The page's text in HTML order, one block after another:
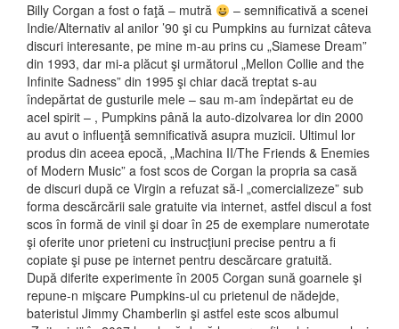
Billy Corgan a fost o faţă – mutră
– semnificativă a scenei
Indie/Alternativ al anilor ’90 şi cu Pumpkins au furnizat câteva
discuri interesante, pe mine m-au prins cu „Siamese Dream”
din 1993, dar mi-a plăcut şi următorul „Mellon Collie and the
Infinite Sadness” din 1995 şi chiar dacă treptat s-au
îndepărtat de gusturile mele – sau m-am îndepărtat eu de
acel spirit – , Pumpkins până la auto-dizolvarea lor din 2000
au avut o influenţă semnificativă asupra muzicii. Ultimul lor
produs din aceea epocă, „Machina II/The Friends & Enemies
of Modern Music” a fost scos de Corgan la propria sa casă
de discuri după ce Virgin a refuzat să-l „comercializeze” sub
forma descărcării sale gratuite via internet, astfel discul a fost
scos în formă de vinil şi doar în 25 de exemplare numerotate
şi oferite unor prieteni cu instrucţiuni precise pentru a fi
copiate şi puse pe internet pentru descărcare gratuită.
După diferite experimente în 2005 Corgan sună goarnele şi
repune-n mişcare Pumpkins-ul cu prietenul de nădejde,
bateristul Jimmy Chamberlin şi astfel este scos albumul